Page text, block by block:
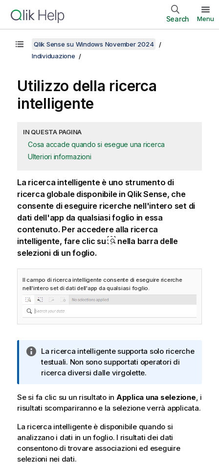
Search Menu
Qlik Sense su Windows November 2024
Individuazione
Utilizzo della ricerca
intelligente
IN QUESTA PAGINA
Cosa accade quando si esegue una ricerca
Ulteriori informazioni
La ricerca intelligente è uno strumento di
ricerca globale disponibile in Qlik Sense, che
consente di eseguire ricerche nell'intero set di
dati dell'app da qualsiasi foglio in essa
contenuto. Per accedere alla ricerca
intelligente, fare clic su
nella barra delle
selezioni di un foglio.
Il campo di ricerca intelligente consente di eseguire ricerche
nell'intero set di dati dell'app da qualsiasi foglio.
N
o
t
i
n
o
r
m
a
La ricerca intelligente supporta solo ricerche
testuali. Non sono supportati operatori di
ricerca diversi dalle virgolette.
Se si fa clic su un risultato in Applica una selezione, i
risultati scompariranno e la selezione verrà applicata.
La ricerca intelligente è disponibile quando si
analizzano i dati in un foglio. I risultati dei dati
consentono di trovare associazioni ed eseguire
selezioni nei dati.